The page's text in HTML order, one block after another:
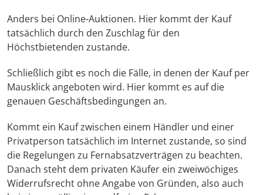
Anders bei Online-Auktionen. Hier kommt der Kauf
tatsächlich durch den Zuschlag für den
Höchstbietenden zustande.
Schließlich gibt es noch die Fälle, in denen der Kauf per
Mausklick angeboten wird. Hier kommt es auf die
genauen Geschäftsbedingungen an.
Kommt ein Kauf zwischen einem Händler und einer
Privatperson tatsächlich im Internet zustande, so sind
die Regelungen zu Fernabsatzverträgen zu beachten.
Danach steht dem privaten Käufer ein zweiwöchiges
Widerrufsrecht ohne Angabe von Gründen, also auch